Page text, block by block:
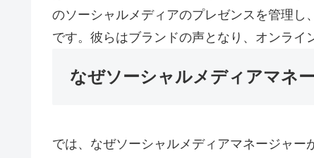
のソーシャルメディアのプレゼンスを管理
です。彼らはブランドの声となり、オンライ
なぜソーシャルメディアマネ
では、なぜソーシャルメディアマネージャ